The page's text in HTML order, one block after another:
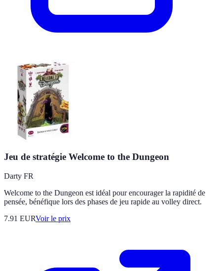
Jeu de stratégie Welcome to the Dungeon
Darty FR
Welcome to the Dungeon est idéal pour encourager la rapidité de
pensée, bénéfique lors des phases de jeu rapide au volley direct.
7.91 EURVoir le prix